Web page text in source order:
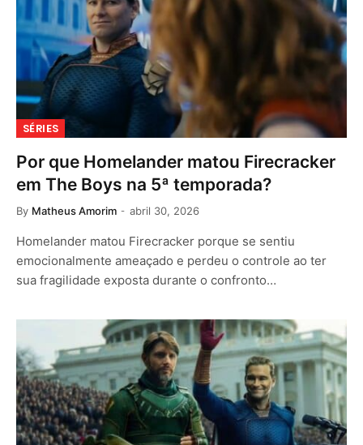
SÉRIES
Por que Homelander matou Firecracker
em The Boys na 5ª temporada?
By Matheus Amorim abril 30, 2026
Homelander matou Firecracker porque se sentiu
emocionalmente ameaçado e perdeu o controle ao ter
sua fragilidade exposta durante o confronto…